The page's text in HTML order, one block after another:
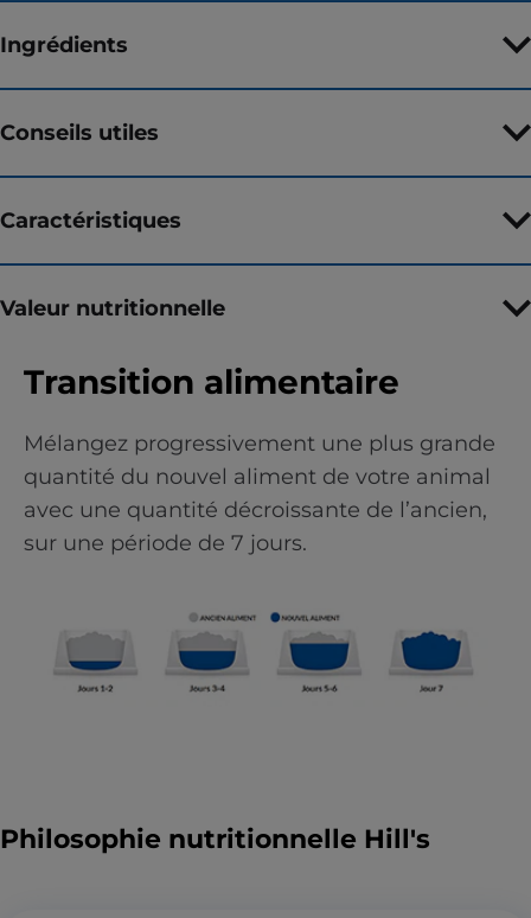
Ingrédients
Conseils utiles
Caractéristiques
Valeur nutritionnelle
Transition alimentaire
Mélangez progressivement une plus grande
quantité du nouvel aliment de votre animal
avec une quantité décroissante de l’ancien,
sur une période de 7 jours.
Philosophie nutritionnelle Hill's